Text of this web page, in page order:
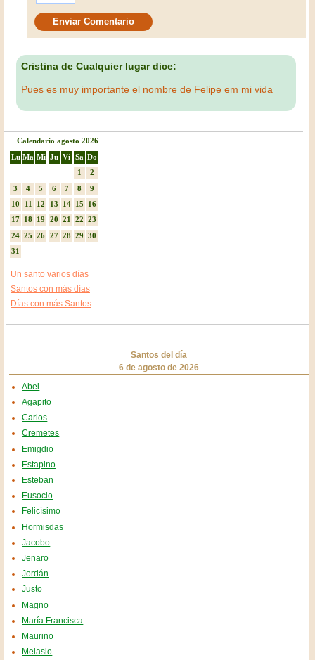
Cristina de Cualquier lugar dice:
Pues es muy importante el nombre de Felipe em mi vida
Calendario agosto 2026
Lu Ma Mi Ju Vi Sa Do
1
2
3
4 5 6 7 8
9
10
11 12 13 14 15
16
17 18 19 20 21 22
23
24 25 26 27 28 29
30
31
Un santo varios días
Santos con más días
Días con más Santos
Santos del día
6 de agosto de 2026
Abel
Agapito
Carlos
Cremetes
Emigdio
Estapino
Esteban
Eusocio
Felicísimo
Hormisdas
Jacobo
Jenaro
Jordán
Justo
Magno
María Francisca
Maurino
Melasio